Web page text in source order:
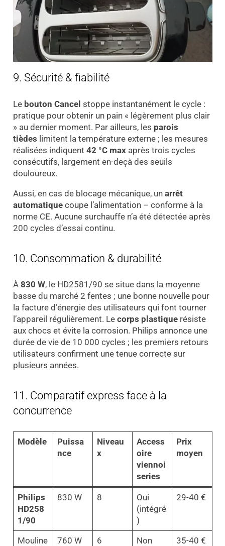
9. Sécurité & fiabilité
Le bouton Cancel stoppe instantanément le cycle :
pratique pour obtenir un pain « légèrement plus clair
» au dernier moment. Par ailleurs, les parois
tièdes limitent la température externe ; les mesures
réalisées indiquent 42 °C maxaprès trois cycles
consécutifs, largement en-deçà des seuils
douloureux.
Aussi, en cas de blocage mécanique, un arrêt
automatiquecoupe l’alimentation – conforme à la
norme CE. Aucune surchauffe n’a été détectée après
200 cycles d’essai continu.
10. Consommation & durabilité
À 830 W, le HD2581/90 se situe dans la moyenne
basse du marché 2 fentes ; une bonne nouvelle pour
la facture d’énergie des utilisateurs qui font tourner
l’appareil régulièrement. Le corps plastiquerésiste
aux chocs et évite la corrosion. Philips annonce une
durée de vie de 10 000 cycles ; les premiers retours
utilisateurs confirment une tenue correcte sur
plusieurs années.
11. Comparatif express face à la
concurrence
Modèle
Puissa
nce
Niveau
x
Access
oire
viennoi
series
Prix
moyen
Philips
HD258
1/90
830 W 8
Oui
(intégré
)
29-40 €
Mouline
760 W 6 Non 35-40 €